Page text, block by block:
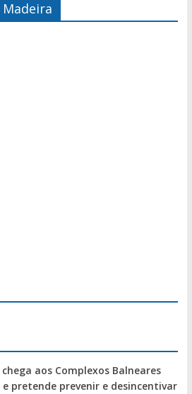
aos Complexos Balneares
pretende prevenir e desincentivar